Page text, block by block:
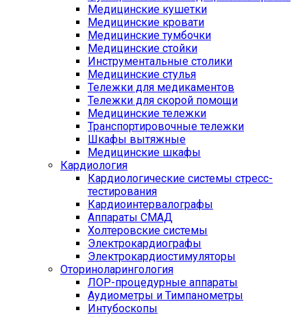
Медицинские кушетки
Медицинские кровати
Медицинские тумбочки
Медицинские стойки
Инструментальные столики
Медицинские стулья
Тележки для медикаментов
Тележки для скорой помощи
Медицинские тележки
Транспортировочные тележки
Шкафы вытяжные
Медицинские шкафы
Кардиология
Кардиологические системы стресс-
тестирования
Кардиоинтервалографы
Аппараты СМАД
Холтеровские системы
Электрокардиографы
Электрокардиостимуляторы
Оториноларингология
ЛОР-процедурные аппараты
Аудиометры и Тимпанометры
Интубоскопы